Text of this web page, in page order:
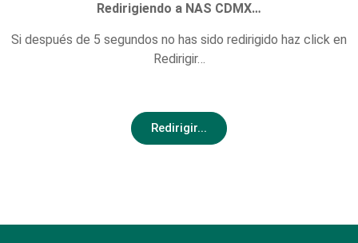
Redirigiendo a NAS CDMX…
Si después de 5 segundos no has sido redirigido haz click en
Redirigir…
Redirigir...